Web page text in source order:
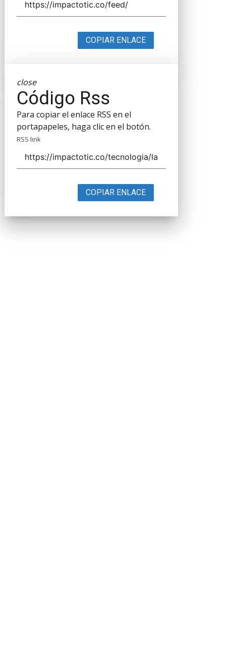
COPIAR ENLACE
close
Código Rss
Para copiar el enlace RSS en el
portapapeles, haga clic en el botón.
RSS link
COPIAR ENLACE